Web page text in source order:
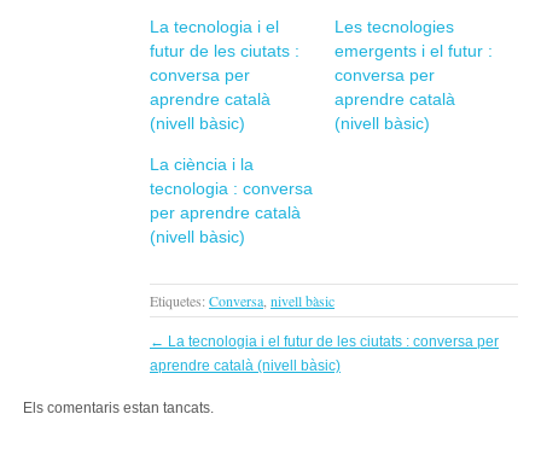
La tecnologia i el
futur de les ciutats :
conversa per
aprendre català
(nivell bàsic)
Les tecnologies
emergents i el futur :
conversa per
aprendre català
(nivell bàsic)
La ciència i la
tecnologia : conversa
per aprendre català
(nivell bàsic)
Etiquetes: Conversa nivell bàsic
← La tecnologia i el futur de les ciutats : conversa per
aprendre català (nivell bàsic)
Els comentaris estan tancats.